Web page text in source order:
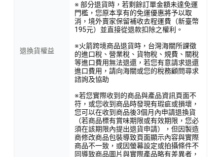
退換貨權益
※ 部分退貨時，若剩餘訂單金額未達免運
門檻，您原本享有的免運優惠將予以取
消，境外賣家保留補收去程運費（新臺幣
195元）並直接從退款扣除之權利。
※火箭跨境商品退貨時，台灣海關所課徵
的進口稅、營業稅、貨物稅、規費、關稅
等進口費用無法退還，若您有意請求退還
進口費用，請向海關或您的稅務顧問尋求
諮詢及協助
※若您實際收到的商品與產品資訊頁面不
符，或您收到商品時發現有瑕疵或損壞，
您可以在收到商品後3個月內申請退換貨
（若商品標有賞味期限或有效期限，您必
須在該期限內提出退貨申請），但因製造
商修改商品包裝導致頁面顯示內容與實際
商品不一致，或因螢幕設定或拍攝條件不
同導致商品圖片與實際產品略有差異者，